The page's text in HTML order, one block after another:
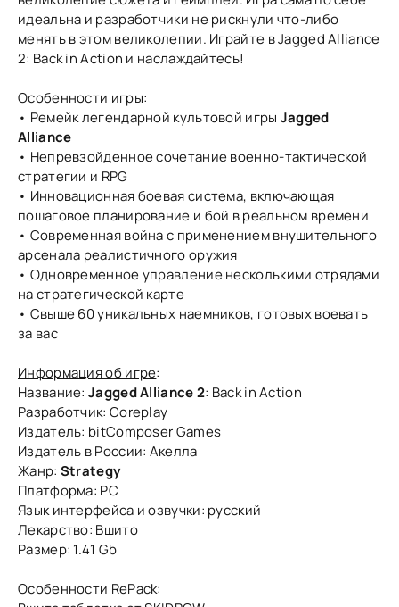
идеальна и разработчики не рискнули что-либо
менять в этом великолепии. Играйте в Jagged Alliance
2: Back in Action и наслаждайтесь!
Особенности игры:
• Ремейк легендарной культовой игры Jagged
Alliance
• Непревзойденное сочетание военно-тактической
стратегии и RPG
• Инновационная боевая система, включающая
пошаговое планирование и бой в реальном времени
• Современная война с применением внушительного
арсенала реалистичного оружия
• Одновременное управление несколькими отрядами
на стратегической карте
• Свыше 60 уникальных наемников, готовых воевать
за вас
Информация об игре:
Название: Jagged Alliance 2: Back in Action
Разработчик: Coreplay
Издатель: bitComposer Games
Издатель в России: Акелла
Жанр: Strategy
Платформа: РС
Язык интерфейса и озвучки: русский
Лекарство: Вшито
Размер: 1.41 Gb
Особенности RePack: